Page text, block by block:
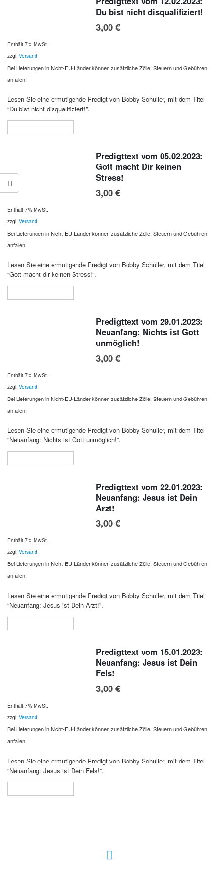
Du bist nicht disqualifiziert!
3,00€
Enthält 7% MwSt.
zzgl. Versand
Bei Lieferungen in Nicht-EU-Länder können zusätzliche Zölle, Steuern und Gebühren
anfallen.
Lesen Sie eine ermutigende Predigt von Bobby Schuller, mit dem Titel
“Du bist nicht disqualifiziert!”.
Predigttext vom 05.02.2023:
Gott macht Dir keinen
Stress!
3,00€
Enthält 7% MwSt.
zzgl. Versand
Bei Lieferungen in Nicht-EU-Länder können zusätzliche Zölle, Steuern und Gebühren
anfallen.
Lesen Sie eine ermutigende Predigt von Bobby Schuller, mit dem Titel
“Gott macht dir keinen Stress!”.
Predigttext vom 29.01.2023:
Neuanfang: Nichts ist Gott
unmöglich!
3,00€
Enthält 7% MwSt.
zzgl. Versand
Bei Lieferungen in Nicht-EU-Länder können zusätzliche Zölle, Steuern und Gebühren
anfallen.
Lesen Sie eine ermutigende Predigt von Bobby Schuller, mit dem Titel
“Neuanfang: Nichts ist Gott unmöglich!”.
Predigttext vom 22.01.2023:
Neuanfang: Jesus ist Dein
Arzt!
3,00€
Enthält 7% MwSt.
zzgl. Versand
Bei Lieferungen in Nicht-EU-Länder können zusätzliche Zölle, Steuern und Gebühren
anfallen.
Lesen Sie eine ermutigende Predigt von Bobby Schuller, mit dem Titel
“Neuanfang: Jesus ist Dein Arzt!”.
Predigttext vom 15.01.2023:
Neuanfang: Jesus ist Dein
Fels!
3,00€
Enthält 7% MwSt.
zzgl. Versand
Bei Lieferungen in Nicht-EU-Länder können zusätzliche Zölle, Steuern und Gebühren
anfallen.
Lesen Sie eine ermutigende Predigt von Bobby Schuller, mit dem Titel
“Neuanfang: Jesus ist Dein Fels!”.